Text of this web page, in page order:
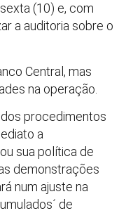
(10) e, com
a auditoria sobre o
Central, mas
na operação.
procedimentos
a
sua política de
demonstrações
num ajuste na
de